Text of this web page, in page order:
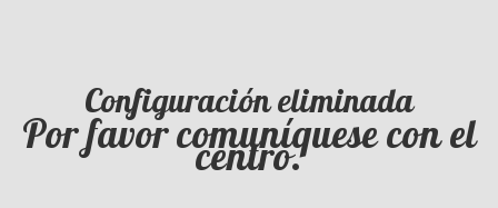
Configuración eliminada
Por favor comuníquese con el
centro.